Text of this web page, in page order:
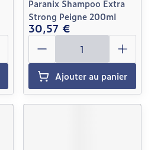
Paranix Shampoo Extra
Strong Peigne 200ml
30,57 €
Quantité
Ajouter au panier